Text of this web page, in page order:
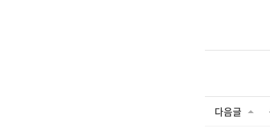
다음글